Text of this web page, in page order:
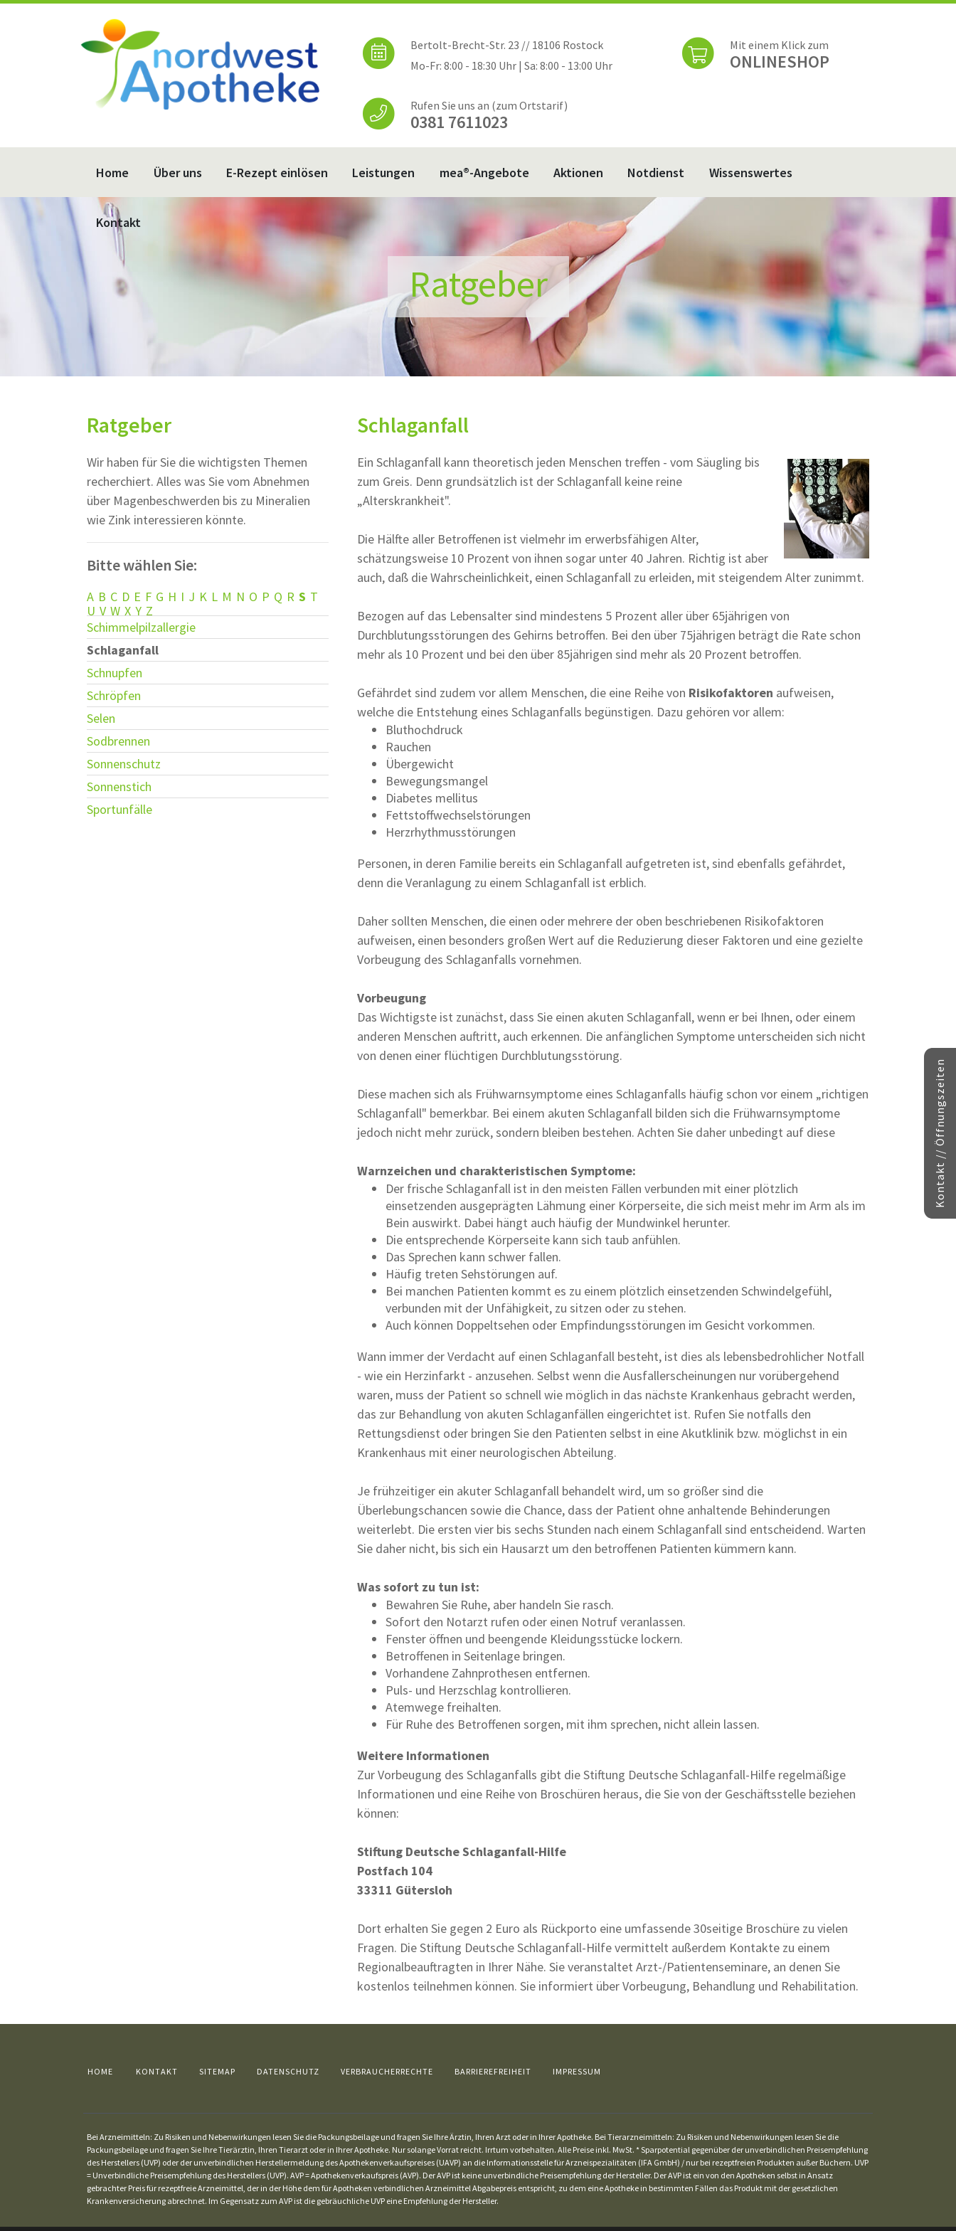
Bertolt-Brecht-Str. 23 // 18106 Rostock
Mo-Fr: 8:00 - 18:30 Uhr | Sa: 8:00 - 13:00 Uhr
Rufen Sie uns an (zum Ortstarif)
0381 7611023
Mit einem Klick zum
ONLINESHOP
Home Über uns E-Rezept einlösen Leistungen mea®-Angebote Aktionen Notdienst Wissenswertes
Kontakt
Ratgeber
Ratgeber
Wir haben für Sie die wichtigsten Themen
recherchiert. Alles was Sie vom Abnehmen
über Magenbeschwerden bis zu Mineralien
wie Zink interessieren könnte.
Bitte wählen Sie:
A B C D E F G H I J K L M N O P Q R S T
U V W X Y Z
Schimmelpilzallergie
Schlaganfall
Schnupfen
Schröpfen
Selen
Sodbrennen
Sonnenschutz
Sonnenstich
Sportunfälle
Schlaganfall
Ein Schlaganfall kann theoretisch jeden Menschen treffen - vom Säugling bis
zum Greis. Denn grundsätzlich ist der Schlaganfall keine reine
„Alterskrankheit".
Die Hälfte aller Betroffenen ist vielmehr im erwerbsfähigen Alter,
schätzungsweise 10 Prozent von ihnen sogar unter 40 Jahren. Richtig ist aber
auch, daß die Wahrscheinlichkeit, einen Schlaganfall zu erleiden, mit steigendem Alter zunimmt.
Bezogen auf das Lebensalter sind mindestens 5 Prozent aller über 65jährigen von
Durchblutungsstörungen des Gehirns betroffen. Bei den über 75jährigen beträgt die Rate schon
mehr als 10 Prozent und bei den über 85jährigen sind mehr als 20 Prozent betroffen.
Gefährdet sind zudem vor allem Menschen, die eine Reihe von Risikofaktoren aufweisen,
welche die Entstehung eines Schlaganfalls begünstigen. Dazu gehören vor allem:
Bluthochdruck
Rauchen
Übergewicht
Bewegungsmangel
Diabetes mellitus
Fettstoffwechselstörungen
Herzrhythmusstörungen
Personen, in deren Familie bereits ein Schlaganfall aufgetreten ist, sind ebenfalls gefährdet,
denn die Veranlagung zu einem Schlaganfall ist erblich.
Daher sollten Menschen, die einen oder mehrere der oben beschriebenen Risikofaktoren
aufweisen, einen besonders großen Wert auf die Reduzierung dieser Faktoren und eine gezielte
Vorbeugung des Schlaganfalls vornehmen.
Vorbeugung
Das Wichtigste ist zunächst, dass Sie einen akuten Schlaganfall, wenn er bei Ihnen, oder einem
anderen Menschen auftritt, auch erkennen. Die anfänglichen Symptome unterscheiden sich nicht
von denen einer flüchtigen Durchblutungsstörung.
Diese machen sich als Frühwarnsymptome eines Schlaganfalls häufig schon vor einem „richtigen
Schlaganfall" bemerkbar. Bei einem akuten Schlaganfall bilden sich die Frühwarnsymptome
jedoch nicht mehr zurück, sondern bleiben bestehen. Achten Sie daher unbedingt auf diese
Warnzeichen und charakteristischen Symptome:
Der frische Schlaganfall ist in den meisten Fällen verbunden mit einer plötzlich
einsetzenden ausgeprägten Lähmung einer Körperseite, die sich meist mehr im Arm als im
Bein auswirkt. Dabei hängt auch häufig der Mundwinkel herunter.
Die entsprechende Körperseite kann sich taub anfühlen.
Das Sprechen kann schwer fallen.
Häufig treten Sehstörungen auf.
Bei manchen Patienten kommt es zu einem plötzlich einsetzenden Schwindelgefühl,
verbunden mit der Unfähigkeit, zu sitzen oder zu stehen.
Auch können Doppeltsehen oder Empfindungsstörungen im Gesicht vorkommen.
Wann immer der Verdacht auf einen Schlaganfall besteht, ist dies als lebensbedrohlicher Notfall
- wie ein Herzinfarkt - anzusehen. Selbst wenn die Ausfallerscheinungen nur vorübergehend
waren, muss der Patient so schnell wie möglich in das nächste Krankenhaus gebracht werden,
das zur Behandlung von akuten Schlaganfällen eingerichtet ist. Rufen Sie notfalls den
Rettungsdienst oder bringen Sie den Patienten selbst in eine Akutklinik bzw. möglichst in ein
Krankenhaus mit einer neurologischen Abteilung.
Je frühzeitiger ein akuter Schlaganfall behandelt wird, um so größer sind die
Überlebungschancen sowie die Chance, dass der Patient ohne anhaltende Behinderungen
weiterlebt. Die ersten vier bis sechs Stunden nach einem Schlaganfall sind entscheidend. Warten
Sie daher nicht, bis sich ein Hausarzt um den betroffenen Patienten kümmern kann.
Was sofort zu tun ist:
Bewahren Sie Ruhe, aber handeln Sie rasch.
Sofort den Notarzt rufen oder einen Notruf veranlassen.
Fenster öffnen und beengende Kleidungsstücke lockern.
Betroffenen in Seitenlage bringen.
Vorhandene Zahnprothesen entfernen.
Puls- und Herzschlag kontrollieren.
Atemwege freihalten.
Für Ruhe des Betroffenen sorgen, mit ihm sprechen, nicht allein lassen.
Weitere Informationen
Zur Vorbeugung des Schlaganfalls gibt die Stiftung Deutsche Schlaganfall-Hilfe regelmäßige
Informationen und eine Reihe von Broschüren heraus, die Sie von der Geschäftsstelle beziehen
können:
Stiftung Deutsche Schlaganfall-Hilfe
Postfach 104
33311 Gütersloh
Dort erhalten Sie gegen 2 Euro als Rückporto eine umfassende 30seitige Broschüre zu vielen
Fragen. Die Stiftung Deutsche Schlaganfall-Hilfe vermittelt außerdem Kontakte zu einem
Regionalbeauftragten in Ihrer Nähe. Sie veranstaltet Arzt-/Patientenseminare, an denen Sie
kostenlos teilnehmen können. Sie informiert über Vorbeugung, Behandlung und Rehabilitation.
HOME KONTAKT SITEMAP DATENSCHUTZ VERBRAUCHERRECHTE BARRIEREFREIHEIT IMPRESSUM
Bei Arzneimitteln: Zu Risiken und Nebenwirkungen lesen Sie die Packungsbeilage und fragen Sie Ihre Ärztin, Ihren Arzt oder in Ihrer Apotheke. Bei Tierarzneimitteln: Zu Risiken und Nebenwirkungen lesen Sie die
Packungsbeilage und fragen Sie Ihre Tierärztin, Ihren Tierarzt oder in Ihrer Apotheke. Nur solange Vorrat reicht. Irrtum vorbehalten. Alle Preise inkl. MwSt. * Sparpotential gegenüber der unverbindlichen Preisempfehlung
des Herstellers (UVP) oder der unverbindlichen Herstellermeldung des Apothekenverkaufspreises (UAVP) an die Informationsstelle für Arzneispezialitäten (IFA GmbH) / nur bei rezeptfreien Produkten außer Büchern. UVP
= Unverbindliche Preisempfehlung des Herstellers (UVP). AVP = Apothekenverkaufspreis (AVP). Der AVP ist keine unverbindliche Preisempfehlung der Hersteller. Der AVP ist ein von den Apotheken selbst in Ansatz
gebrachter Preis für rezeptfreie Arzneimittel, der in der Höhe dem für Apotheken verbindlichen Arzneimittel Abgabepreis entspricht, zu dem eine Apotheke in bestimmten Fällen das Produkt mit der gesetzlichen
Krankenversicherung abrechnet. Im Gegensatz zum AVP ist die gebräuchliche UVP eine Empfehlung der Hersteller.
Kontakt // Öffnungszeiten